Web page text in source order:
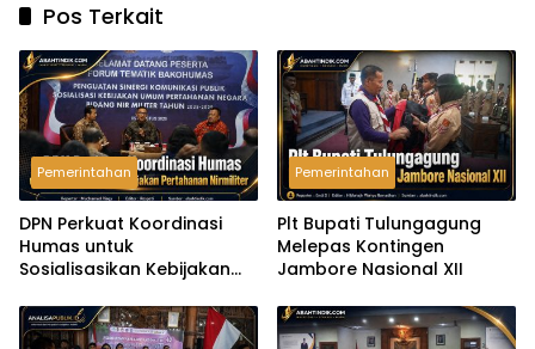
Pos Terkait
Pemerintahan
DPN Perkuat Koordinasi
Humas untuk
Sosialisasikan Kebijakan
Pemerintahan
Plt Bupati Tulungagung
Melepas Kontingen
Jambore Nasional XII